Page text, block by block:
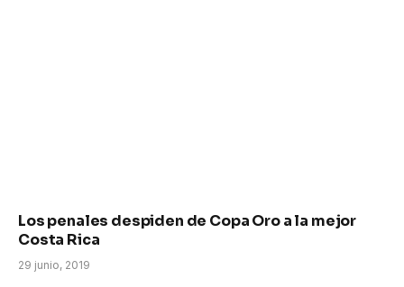
Los penales despiden de Copa Oro a la mejor
Costa Rica
29 junio, 2019